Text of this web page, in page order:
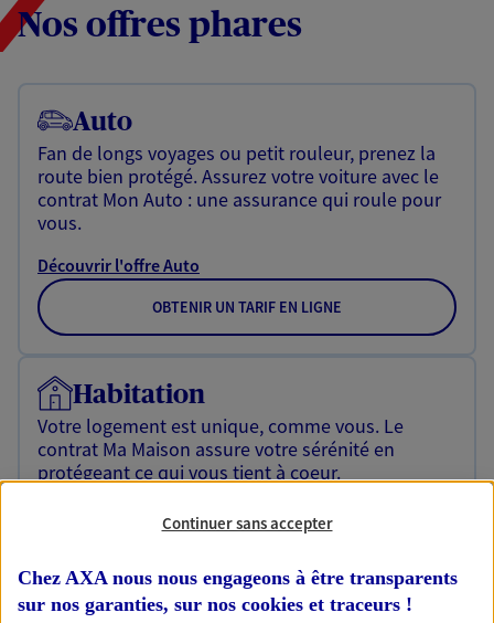
Nos offres phares
Auto
Fan de longs voyages ou petit rouleur, prenez la
route bien protégé. Assurez votre voiture avec le
contrat Mon Auto : une assurance qui roule pour
vous.
Découvrir l'offre Auto
OBTENIR UN TARIF EN LIGNE
Habitation
Votre logement est unique, comme vous. Le
contrat Ma Maison assure votre sérénité en
protégeant ce qui vous tient à coeur.
Découvrir l'offre HabitationContinuer sans accepter
Chez AXA nous nous engageons à être transparents
sur nos garanties, sur nos cookies et traceurs !